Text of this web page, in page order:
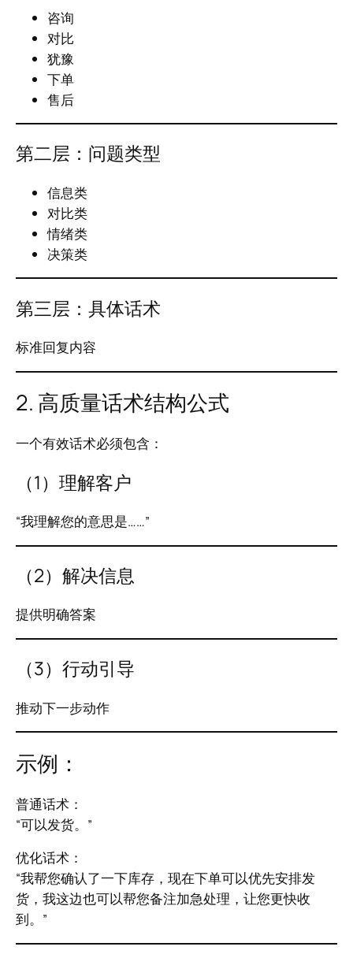
咨询
对比
犹豫
下单
售后
第二层：问题类型
信息类
对比类
情绪类
决策类
第三层：具体话术
标准回复内容
2. 高质量话术结构公式
一个有效话术必须包含：
（1）理解客户
“我理解您的意思是……”
（2）解决信息
提供明确答案
（3）行动引导
推动下一步动作
示例：
普通话术：
“可以发货。”
优化话术：
“我帮您确认了一下库存，现在下单可以优先安排发
货，我这边也可以帮您备注加急处理，让您更快收
到。”